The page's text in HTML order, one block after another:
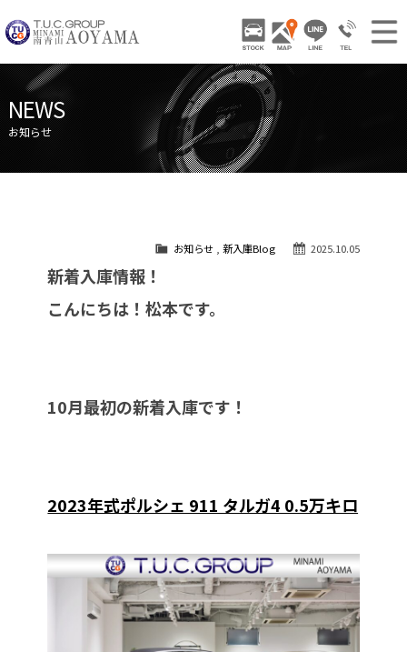
TUCグループ 南青山
STOCK ACCESS LINE 03-
NEWS INFO / ニュース
STOCK CAR LIST / 在庫車両情報
GALLERY / 販売車両ギャラリー
TRADE IN / 買取査定
NEWS
お知らせ
2025.10.05
お知らせ, 新入庫Blog
新着入庫情報！
こんにちは！松本です。
10月最初の新着入庫です！
2023年式ポルシェ 911 タルガ4 0.5万キロ